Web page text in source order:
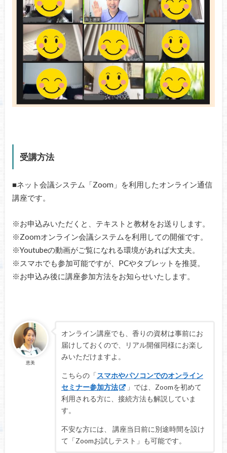
受講方法
■ネット会議システム「Zoom」を利用したオンライン通信
講座です。
※お申込みいただくと、テキストと教材をお送りします。
※Zoomオンライン会議システムを利用しての開催です。
※Youtubeの動画がご覧になれる環境があれば大丈夫。
※スマホでも参加可能ですが、PCやタブレットを推奨。
※お申込み後に講座参加方法をお知らせいたします。
恵美
オンライン講座でも、香りの資材は事前にお
届けしておくので、リアル開催同様にお楽し
みいただけますよ。
こちらの「スマホやパソコンでのオンライン
セミナー参加方法
」では、Zoomを初めて
利用される方に、接続方法も解説していま
す。
不安な方には、 講座当日前に別途時間を設け
て「Zoomお試しテスト」も可能です。